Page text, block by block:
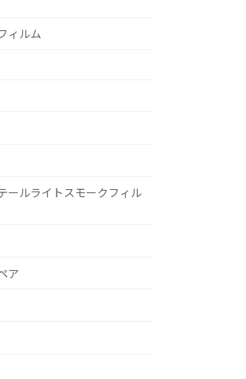
ィルム
ールライトスモークフィル
ア